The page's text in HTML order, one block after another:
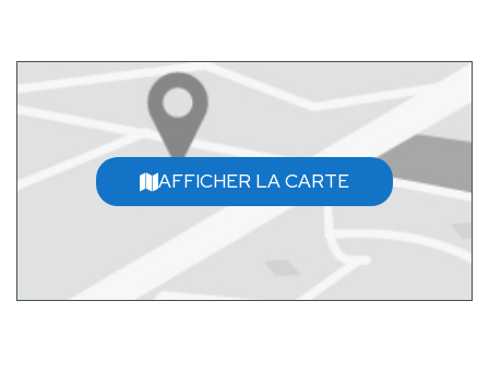
AFFICHER LA CARTE